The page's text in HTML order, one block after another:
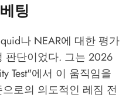
팅
나 NEAR에 대한 평가
판단이었다. 그는 2026
Test"에서 이 움직임을
로의 의도적인 레짐 전